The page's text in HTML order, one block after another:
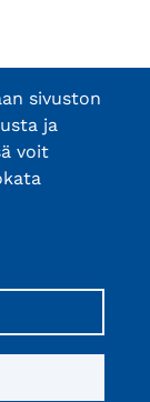
sivuston
ja
voit